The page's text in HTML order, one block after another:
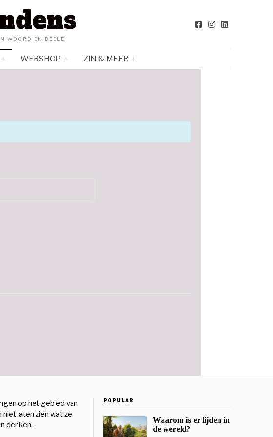
WOORD EN BEELD
WEBSHOP ZIN & MEER
op het gebied van
niet laten zien wat ze
denken.
POPULAR
Waarom is er lijden in
de wereld?